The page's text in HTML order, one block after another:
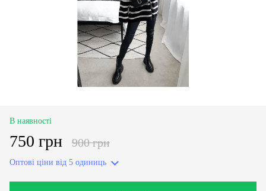
В наявності
750 грн 900 грн
Оптові ціни від 5 одиниць